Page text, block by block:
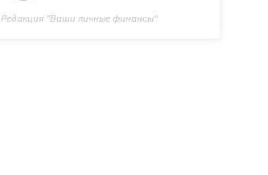
Редакция "Ваши личные финансы"